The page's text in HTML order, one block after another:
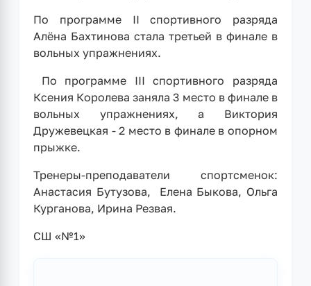
По программе II спортивного разряда
Алёна Бахтинова стала третьей в финале в
вольных упражнениях.
По программе III спортивного разряда
Ксения Королева заняла 3 место в финале в
вольных упражнениях, а Виктория
Дружевецкая - 2 место в финале в опорном
прыжке.
Тренеры-преподаватели спортсменок:
Анастасия Бутузова, Елена Быкова, Ольга
Курганова, Ирина Резвая.
СШ «№1»